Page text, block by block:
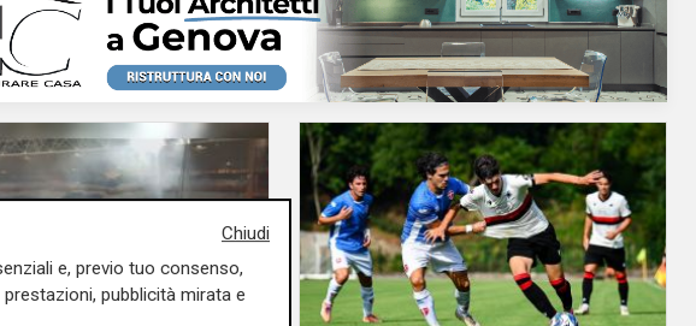
Chiudi
e, previo tuo consenso,
pubblicità mirata e